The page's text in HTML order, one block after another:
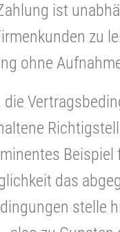
ist
zu
ohne
das
stelle